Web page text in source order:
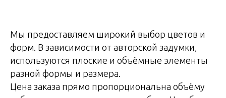
Мы предоставляем широкий выбор цветов и
форм. В зависимости от авторской задумки,
используются плоские и объёмные элементы
разной формы и размера.
Цена заказа прямо пропорциональна объёму